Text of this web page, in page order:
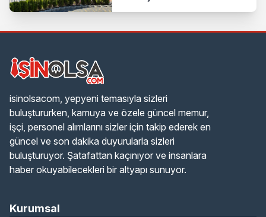
isinolsacom, yepyeni temasıyla sizleri
buluştururken, kamuya ve özele güncel memur,
işçi, personel alımlarını sizler için takip ederek en
güncel ve son dakika duyurularla sizleri
buluşturuyor. Şatafattan kaçınıyor ve insanlara
haber okuyabilecekleri bir altyapı sunuyor.
Kurumsal